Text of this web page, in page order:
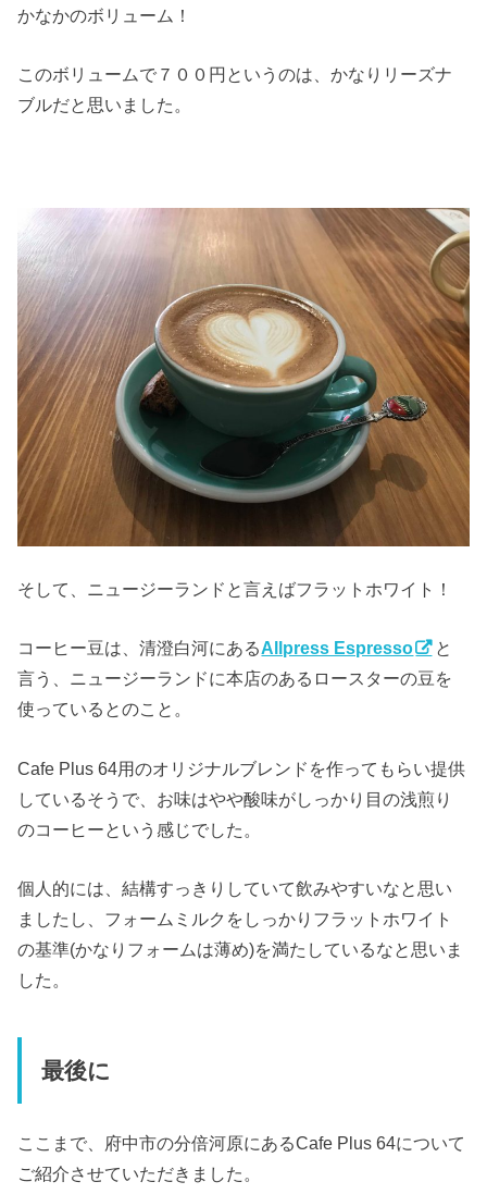
かなかのボリューム！
このボリュームで７００円というのは、かなりリーズナ
ブルだと思いました。
そして、ニュージーランドと言えばフラットホワイト！
コーヒー豆は、清澄白河にあるAllpress Espresso
と
言う、ニュージーランドに本店のあるロースターの豆を
使っているとのこと。
Cafe Plus 64用のオリジナルブレンドを作ってもらい提供
しているそうで、お味はやや酸味がしっかり目の浅煎り
のコーヒーという感じでした。
個人的には、結構すっきりしていて飲みやすいなと思い
ましたし、フォームミルクをしっかりフラットホワイト
の基準(かなりフォームは薄め)を満たしているなと思いま
した。
最後に
ここまで、府中市の分倍河原にあるCafe Plus 64について
ご紹介させていただきました。